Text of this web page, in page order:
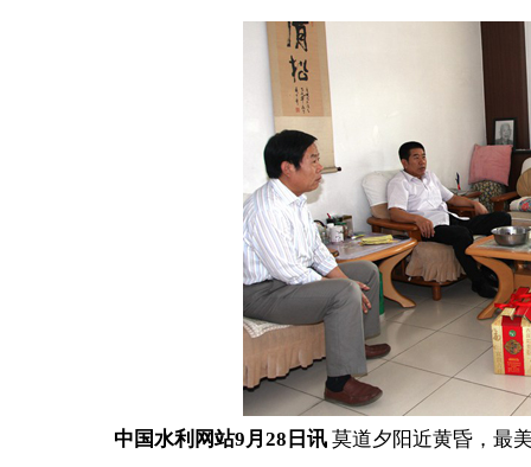
中国水利网站9月28日讯 莫道夕阳近黄昏，最